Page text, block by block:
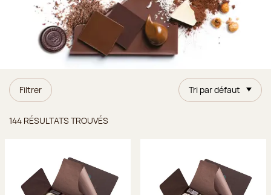
Filtrer Tri par défaut
144 RÉSULTATS TROUVÉS